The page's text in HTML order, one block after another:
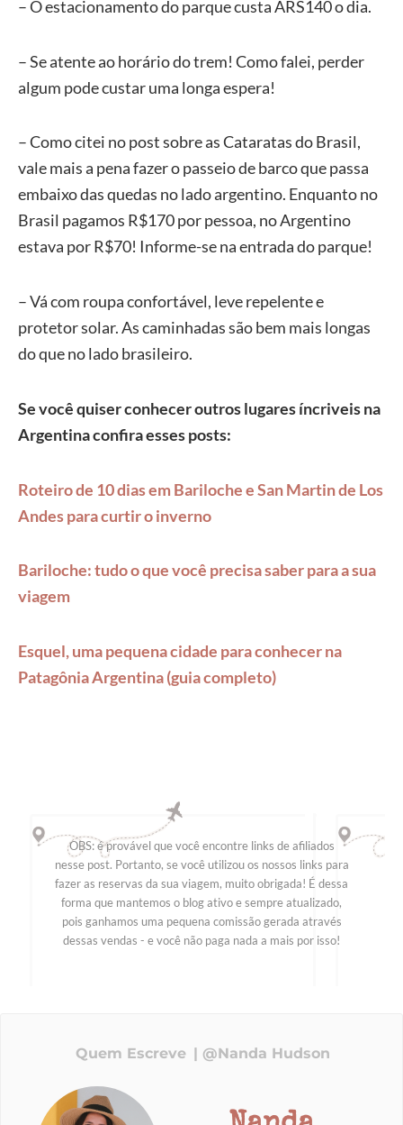
– O estacionamento do parque custa ARS140 o dia.
– Se atente ao horário do trem! Como falei, perder
algum pode custar uma longa espera!
– Como citei no post sobre as Cataratas do Brasil,
vale mais a pena fazer o passeio de barco que passa
embaixo das quedas no lado argentino. Enquanto no
Brasil pagamos R$170 por pessoa, no Argentino
estava por R$70! Informe-se na entrada do parque!
– Vá com roupa confortável, leve repelente e
protetor solar. As caminhadas são bem mais longas
do que no lado brasileiro.
Se você quiser conhecer outros lugares íncriveis na
Argentina confira esses posts:
Roteiro de 10 dias em Bariloche e San Martin de Los
Andes para curtir o inverno
Bariloche: tudo o que você precisa saber para a sua
viagem
Esquel, uma pequena cidade para conhecer na
Patagônia Argentina (guia completo)
OBS: é provável que você encontre links de afiliados
nesse post. Portanto, se você utilizou os nossos links para
fazer as reservas da sua viagem, muito obrigada! É dessa
forma que mantemos o blog ativo e sempre atualizado,
pois ganhamos uma pequena comissão gerada através
dessas vendas - e você não paga nada a mais por isso!
Quem Escreve @Nanda Hudson